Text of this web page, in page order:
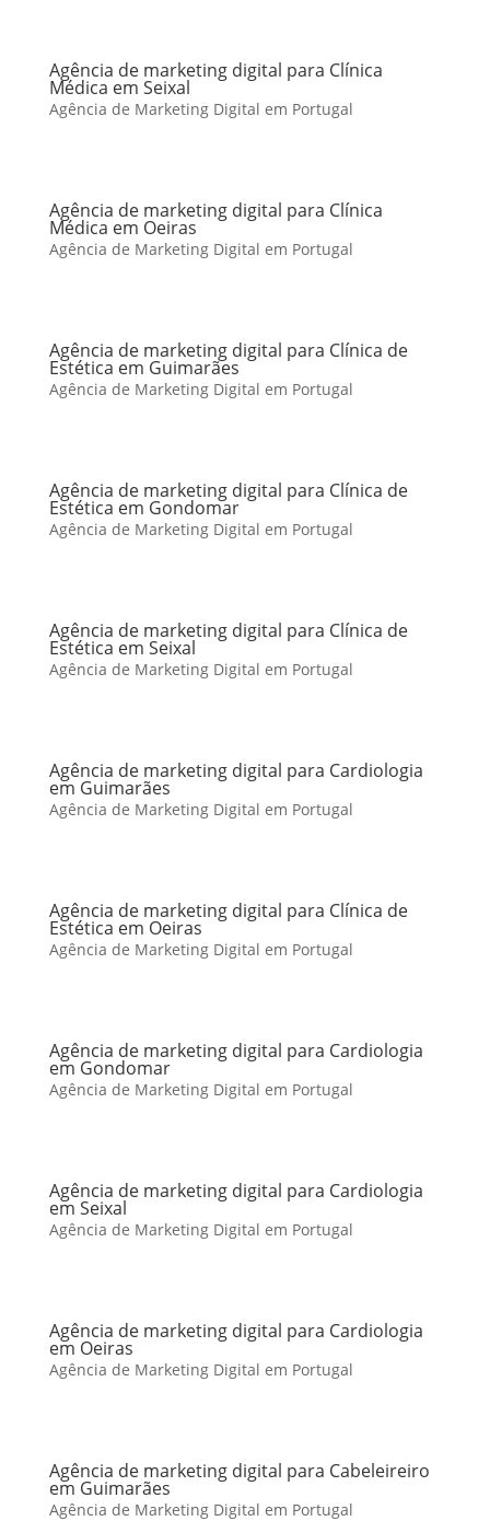
Agência de marketing digital para Clínica
Médica em Seixal
Agência de Marketing Digital em Portugal
Agência de marketing digital para Clínica
Médica em Oeiras
Agência de Marketing Digital em Portugal
Agência de marketing digital para Clínica de
Estética em Guimarães
Agência de Marketing Digital em Portugal
Agência de marketing digital para Clínica de
Estética em Gondomar
Agência de Marketing Digital em Portugal
Agência de marketing digital para Clínica de
Estética em Seixal
Agência de Marketing Digital em Portugal
Agência de marketing digital para Cardiologia
em Guimarães
Agência de Marketing Digital em Portugal
Agência de marketing digital para Clínica de
Estética em Oeiras
Agência de Marketing Digital em Portugal
Agência de marketing digital para Cardiologia
em Gondomar
Agência de Marketing Digital em Portugal
Agência de marketing digital para Cardiologia
em Seixal
Agência de Marketing Digital em Portugal
Agência de marketing digital para Cardiologia
em Oeiras
Agência de Marketing Digital em Portugal
Agência de marketing digital para Cabeleireiro
em Guimarães
Agência de Marketing Digital em Portugal